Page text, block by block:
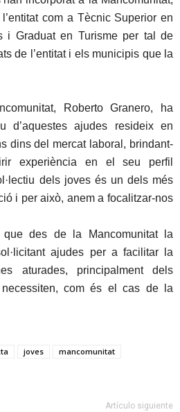
com a Tècnic Superior en
i Graduat en Turisme per tal de
de l’entitat i els municipis que la
Roberto Granero, ha
d’aquestes ajudes resideix en
dins del mercat laboral, brindant-
experiència en el seu perfil
dels joves és un dels més
i per això, anem a focalitzar-nos
que des de la Mancomunitat la
ajudes per a facilitar la
aturades, principalment dels
com és el cas de la
joves
mancomunitat
Artículo siguiente